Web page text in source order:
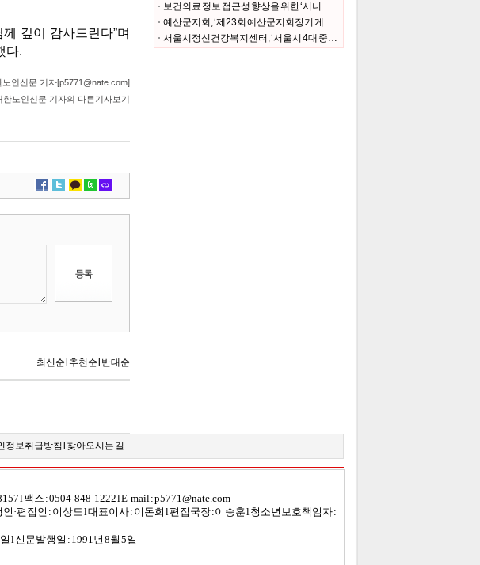
보건의료 정보 접근성 향상을 위한 ‘시니어 건강기록관리 강사’ 시범 운영
예산군지회, ‘제23회 예산군지회장기 게이트볼대회’ 개최
서울시정신건강복지센터, ‘서울시 4대 중독 위험도 및 인식조사’ 결과 발표
정보취급방침 찾아오시는 길
l 팩스 : 0504-848-1222 l E-mail :p5771@ nate.com
·편집인 : 이상도l대표이사 : 이돈희 l편집국장 : 이승훈l 청소년보호책임자 :
l 신문발행일 : 1991년 8월 5일